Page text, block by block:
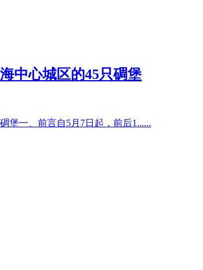
中心城区的45只碉堡
堡一、前言自5月7日起，前后1 ......